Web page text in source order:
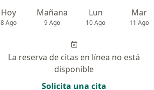
Hoy
8 Ago
Mañana
9 Ago
Lun
10 Ago
Mar
11 Ago
La reserva de citas en línea no está
disponible
Solicita una cita